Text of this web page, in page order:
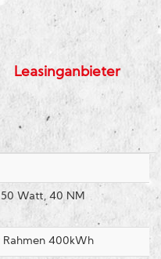
Leasinganbieter
Watt, 40 NM
Rahmen 400kWh